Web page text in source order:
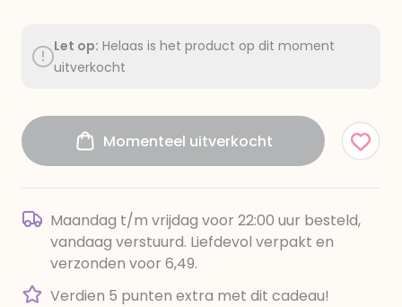
Let op: Helaas is het product op dit moment
uitverkocht
Momenteel uitverkocht
Maandag t/m vrijdag voor 22:00 uur besteld,
vandaag verstuurd. Liefdevol verpakt en
verzonden voor 6,49.
Verdien 5 punten extra met dit cadeau!